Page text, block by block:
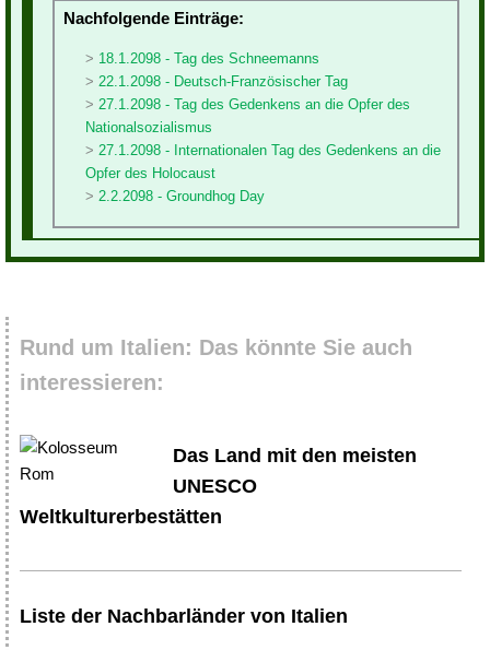
Nachfolgende Einträge:
18.1.2098 - Tag des Schneemanns
22.1.2098 - Deutsch-Französischer Tag
27.1.2098 - Tag des Gedenkens an die Opfer des
Nationalsozialismus
27.1.2098 - Internationalen Tag des Gedenkens an die
Opfer des Holocaust
2.2.2098 - Groundhog Day
Rund um Italien: Das könnte Sie auch
interessieren:
Das Land mit den meisten
UNESCO
Weltkulturerbestätten
Liste der Nachbarländer von Italien